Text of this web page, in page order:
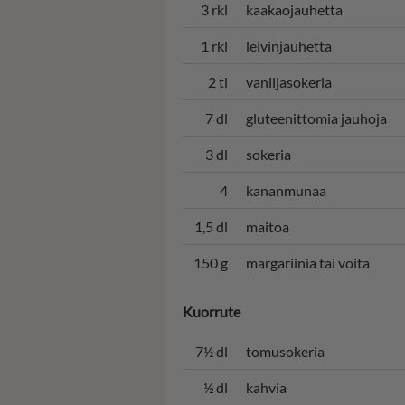
3 rkl kaakaojauhetta
1 rkl leivinjauhetta
2 tl vaniljasokeria
7 dl gluteenittomia jauhoja
3 dl sokeria
4 kananmunaa
1,5 dl maitoa
150 g margariinia tai voita
Kuorrute
7½ dl tomusokeria
½ dl kahvia